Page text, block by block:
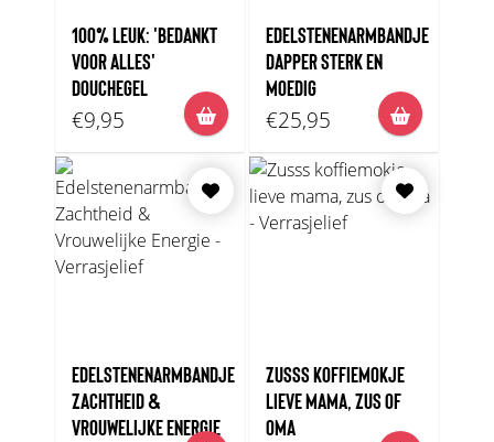
100% LEUK: 'BEDANKT
VOOR ALLES'
DOUCHEGEL
€9,95
EDELSTENENARMBANDJE
DAPPER STERK EN
MOEDIG
€25,95
EDELSTENENARMBANDJE
ZACHTHEID &
VROUWELIJKE ENERGIE
ZUSSS KOFFIEMOKJE
LIEVE MAMA, ZUS OF
OMA